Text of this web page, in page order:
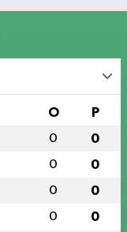
O P
0 0
0 0
0 0
0 0